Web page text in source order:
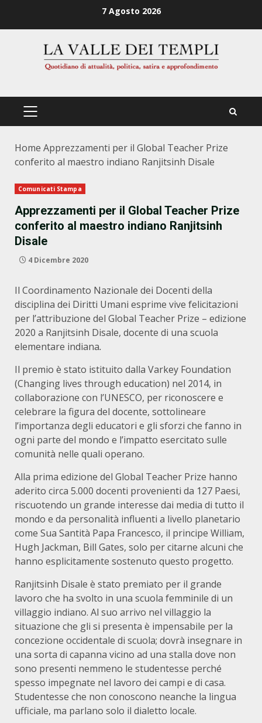
7 Agosto 2026
PRIMÄRES
Home Apprezzamenti per il Global Teacher Prize
conferito al maestro indiano Ranjitsinh Disale
Comunicati Stampa
Apprezzamenti per il Global Teacher Prize
conferito al maestro indiano Ranjitsinh
Disale
4 Dicembre 2020
Il Coordinamento Nazionale dei Docenti della
disciplina dei Diritti Umani esprime vive felicitazioni
per l’attribuzione del Global Teacher Prize – edizione
2020 a Ranjitsinh Disale, docente di una scuola
elementare indiana.
Il premio è stato istituito dalla Varkey Foundation
(Changing lives through education) nel 2014, in
collaborazione con l’UNESCO, per riconoscere e
celebrare la figura del docente, sottolineare
l’importanza degli educatori e gli sforzi che fanno in
ogni parte del mondo e l’impatto esercitato sulle
comunità nelle quali operano.
Alla prima edizione del Global Teacher Prize hanno
aderito circa 5.000 docenti provenienti da 127 Paesi,
riscuotendo un grande interesse dai media di tutto il
mondo e da personalità influenti a livello planetario
come Sua Santità Papa Francesco, il principe William,
Hugh Jackman, Bill Gates, solo per citarne alcuni che
hanno esplicitamente sostenuto questo progetto.
Ranjitsinh Disale è stato premiato per il grande
lavoro che ha svolto in una scuola femminile di un
villaggio indiano. Al suo arrivo nel villaggio la
situazione che gli si presenta è impensabile per la
concezione occidentale di scuola; dovrà insegnare in
una sorta di capanna vicino ad una stalla dove non
sono presenti nemmeno le studentesse perché
spesso impegnate nel lavoro dei campi e di casa.
Studentesse che non conoscono neanche la lingua
ufficiale, ma parlano solo il dialetto locale.